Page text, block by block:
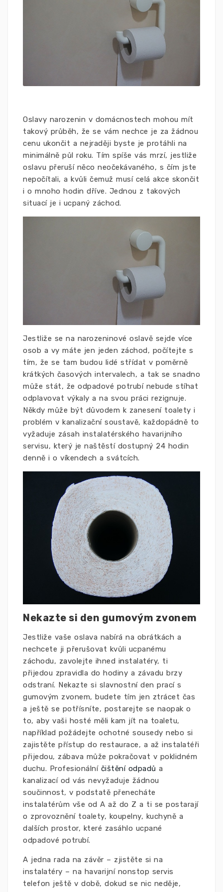
Oslavy narozenin v domácnostech mohou mít
takový průběh, že se vám nechce je za žádnou
cenu ukončit a nejraději byste je protáhli na
minimálně půl roku. Tím spíše vás mrzí, jestliže
oslavu přeruší něco neočekávaného, s čím jste
nepočítali, a kvůli čemuž musí celá akce skončit
i o mnoho hodin dříve. Jednou z takových
situací je i ucpaný záchod.
Jestliže se na narozeninové oslavě sejde více
osob a vy máte jen jeden záchod, počítejte s
tím, že se tam budou lidé střídat v poměrně
krátkých časových intervalech, a tak se snadno
může stát, že odpadové potrubí nebude stíhat
odplavovat výkaly a na svou práci rezignuje.
Někdy může být důvodem k zanesení toalety i
problém v kanalizační soustavě, každopádně to
vyžaduje zásah instalatérského havarijního
servisu, který je naštěstí dostupný 24 hodin
denně i o víkendech a svátcích.
Nekazte si den gumovým zvonem
Jestliže vaše oslava nabírá na obrátkách a
nechcete ji přerušovat kvůli ucpanému
záchodu, zavolejte ihned instalatéry, ti
přijedou zpravidla do hodiny a závadu brzy
odstraní. Nekazte si slavnostní den prací s
gumovým zvonem, budete tím jen ztrácet čas
a ještě se potřísníte, postarejte se naopak o
to, aby vaši hosté měli kam jít na toaletu,
například požádejte ochotné sousedy nebo si
zajistěte přístup do restaurace, a až instalatéři
přijedou, zábava může pokračovat v poklidném
duchu. Profesionální čištění odpadů a
kanalizací od vás nevyžaduje žádnou
součinnost, v podstatě přenecháte
instalatérům vše od A až do Z a ti se postarají
o zprovoznění toalety, koupelny, kuchyně a
dalších prostor, které zasáhlo ucpané
odpadové potrubí.
A jedna rada na závěr – zjistěte si na
instalatéry – na havarijní nonstop servis
telefon ještě v době, dokud se nic neděje,